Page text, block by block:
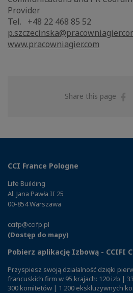
Provider
Tel. +48 22 468 85 52
www.pracowniagier.com
Share this page
CCI France Pologne
Life Building
Al. Jana Pawła II 25
00-854 Warszawa
ccifp@ccifp.pl
(Dostęp do mapy)
Pobierz aplikację Izbową - CCIFI
Przyspiesz swoją działalność dzięki
francuskich firm w 95 krajach: 120 izb |
300 komitetów | 1 200 ekskluzywnych